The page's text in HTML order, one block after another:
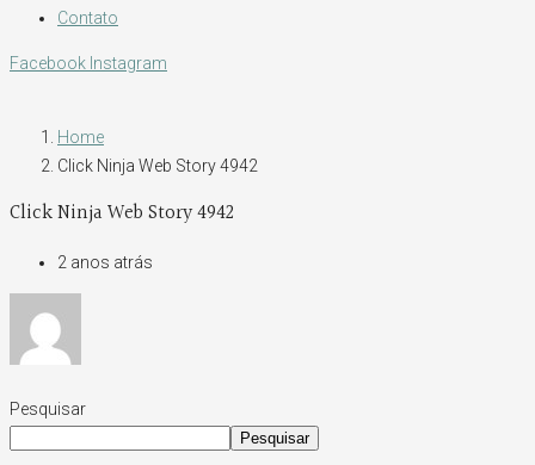
Contato
Facebook Instagram
Home
Click Ninja Web Story 4942
Click Ninja Web Story 4942
2 anos atrás
Pesquisar
Pesquisar